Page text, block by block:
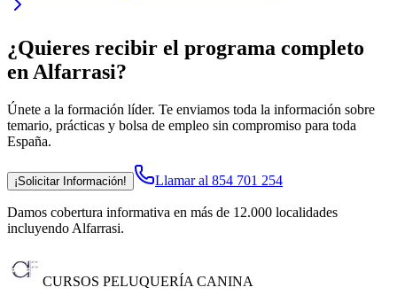
¿Quieres recibir el programa completo
en Alfarrasi?
Únete a la formación líder. Te enviamos toda la información sobre
temario, prácticas y bolsa de empleo sin compromiso para toda
España.
¡Solicitar Información! Llamar al 854 701 254
Damos cobertura informativa en más de 12.000 localidades
incluyendo Alfarrasi.
CURSOS PELUQUERÍA CANINA